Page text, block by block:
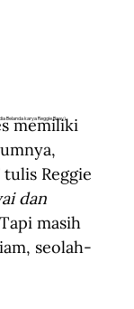
Belanda karya Reggie Baay).
memiliki
Reggie
dan
masih
seolah-